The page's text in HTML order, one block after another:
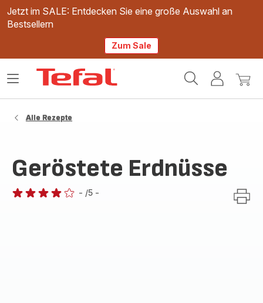
Jetzt im SALE: Entdecken Sie eine große Auswahl an
Bestsellern
Zum Sale
Mein
Mein
Das
Alle Rezepte
Geröstete Erdnüsse
- /5 -